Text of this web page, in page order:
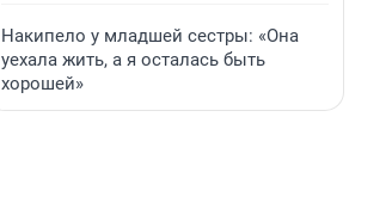
Накипело у младшей сестры: «Она
уехала жить, а я осталась быть
хорошей»